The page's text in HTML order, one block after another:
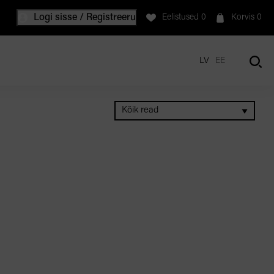
Logi sisse / Registreeru Eelistused 0 Korvis 0
LV EE
Kõik read